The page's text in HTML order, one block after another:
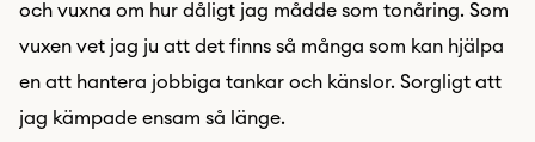
och vuxna om hur dåligt jag mådde som tonåring. Som
vuxen vet jag ju att det finns så många som kan hjälpa
en att hantera jobbiga tankar och känslor. Sorgligt att
jag kämpade ensam så länge.